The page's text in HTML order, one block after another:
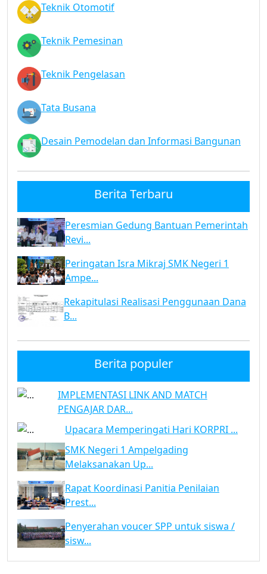
Teknik Otomotif
Teknik Pemesinan
Teknik Pengelasan
Tata Busana
Desain Pemodelan dan Informasi Bangunan
Berita Terbaru
Peresmian Gedung Bantuan Pemerintah
Revi...
Peringatan Isra Mikraj SMK Negeri 1
Ampe...
Rekapitulasi Realisasi Penggunaan Dana
B...
Berita populer
IMPLEMENTASI LINK AND MATCH
PENGAJAR DAR...
Upacara Memperingati Hari KORPRI ...
SMK Negeri 1 Ampelgading
Melaksanakan Up...
Rapat Koordinasi Panitia Penilaian
Prest...
Penyerahan voucer SPP untuk siswa /
sisw...